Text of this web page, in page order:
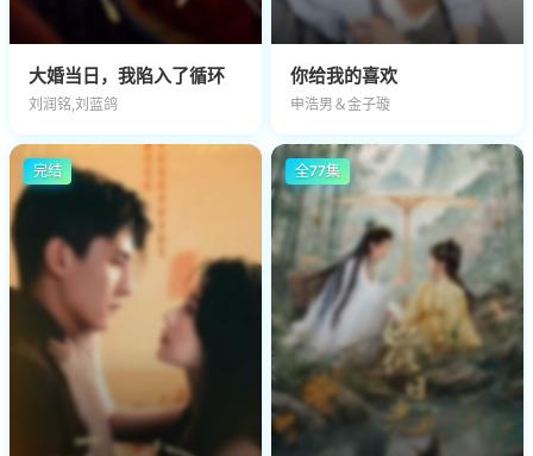
大婚当日，我陷入了循环
刘润铭,刘蓝鸽
你给我的喜欢
申浩男＆金子璇
完结 全77集